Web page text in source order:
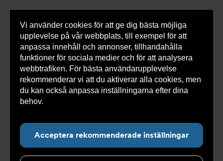
Vi använder cookies för att ge dig bästa möjliga
upplevelse på vår webbplats, till exempel för att
anpassa innehåll och annonser, tillhandahålla
funktioner för sociala medier och för att analysera
webbtrafiken. För bästa användarupplevelse
rekommenderar vi att du aktiverar alla cookies, men
du kan också anpassa inställningarna efter dina
behov.
Acceptera rekommenderade inställningar
0 varorSnabborder
Du
här:
Armatec > Koncept > Industriella system
>
Engineered by Armatec
Engineered by Armatec